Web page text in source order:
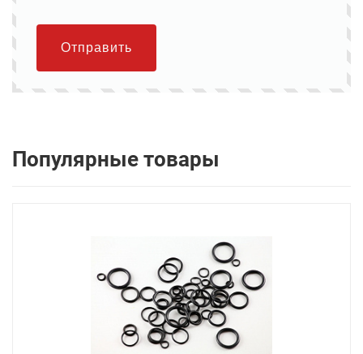
Отправить
Популярные товары